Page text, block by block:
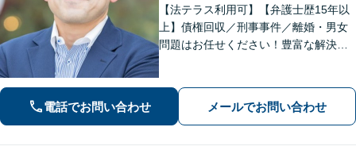
【法テラス利用可】【弁護士歴15年以
上】債権回収／刑事事件／離婚・男女
問題はお任せください！豊富な解決実
談】【完全個室相談】【休日・夜間対
応可】【本通駅5分】
電話でお問い合わせ メールでお問い合わせ